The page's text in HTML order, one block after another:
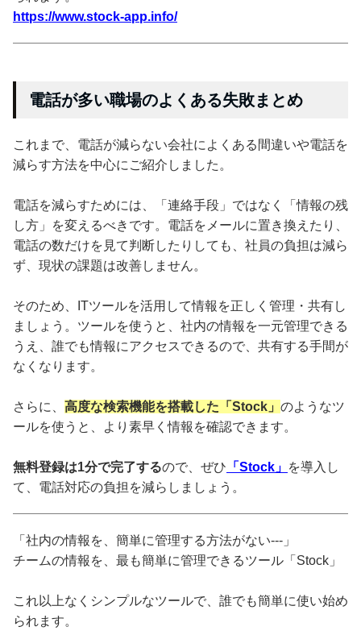
https://www.stock-app.info/
電話が多い職場のよくある失敗まとめ
これまで、電話が減らない会社によくある間違いや電話を
減らす方法を中心にご紹介しました。
電話を減らすためには、「連絡手段」ではなく「情報の残
し方」を変えるべきです。電話をメールに置き換えたり、
電話の数だけを見て判断したりしても、社員の負担は減ら
ず、現状の課題は改善しません。
そのため、ITツールを活用して情報を正しく管理・共有し
ましょう。ツールを使うと、社内の情報を一元管理できる
うえ、誰でも情報にアクセスできるので、共有する手間が
なくなります。
さらに、 高度な検索機能を搭載した「Stock」 のようなツ
ールを使うと、より素早く情報を確認できます。
無料登録は1分で完了するので、ぜひ 「Stock」 を導入し
て、電話対応の負担を減らしましょう。
「社内の情報を、簡単に管理する方法がない---」
チームの情報を、最も簡単に管理できるツール「Stock」
これ以上なくシンプルなツールで、誰でも簡単に使い始め
られます。